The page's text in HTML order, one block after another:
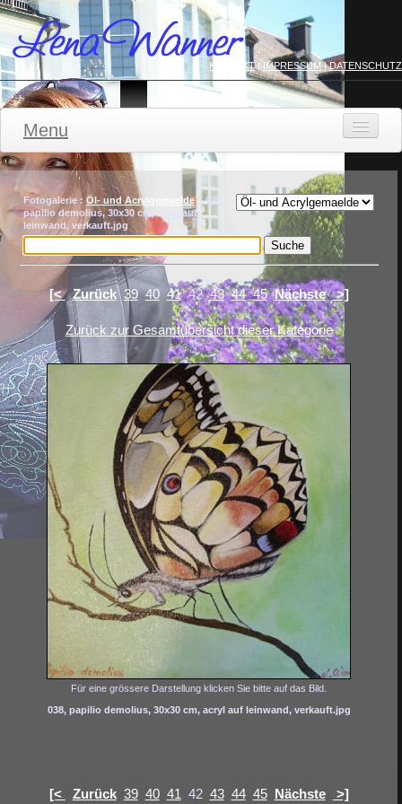
KONTAKT|IMPRESSUM|DATENSCHUTZ
Menu
STARTSEITE
WERKE
FILZMODE
Aktuell
KONTAKT
Fotogalerie :Öl- und Acrylgemaelde/ 038,
papilio demolius, 30x30 cm, acryl auf
leinwand, verkauft.jpg
[< Zurück 39 40 414243 44 45 Nächste >]
Zurück zur Gesamtübersicht dieser Kategorie
Für eine grössere Darstellung klicken Sie bitte auf das Bild.
038, papilio demolius, 30x30 cm, acryl auf leinwand, verkauft.jpg
[< Zurück 39 40 41 42 43 44 45 Nächste >]